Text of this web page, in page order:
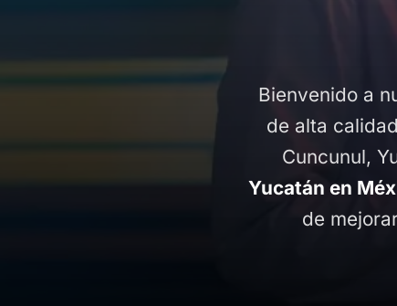
Bienvenido a
de alta
Cuncunul,
Yucatán en
de